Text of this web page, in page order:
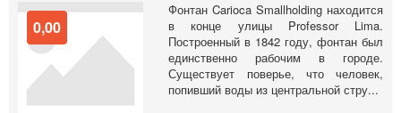
0,00
Фонтан Carioca Smallholding находится
в конце улицы Professor Lima.
Построенный в 1842 году, фонтан был
единственно рабочим в городе.
Существует поверье, что человек,
попивший воды из центральной стру...